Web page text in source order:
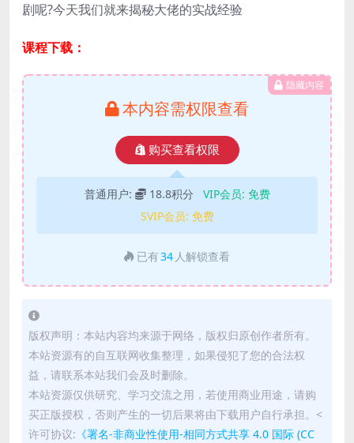
剧呢?今天我们就来揭秘大佬的实战经验
课程下载：
隐藏内容
本内容需权限查看
购买查看权限
普通用户: 18.8积分 VIP会员: 免费
SVIP会员: 免费
已有34 人解锁查看
版权声明：本站内容均来源于网络，版权归原创作者所有。
本站资源有的自互联网收集整理，如果侵犯了您的合法权
益，请联系本站我们会及时删除。
本站资源仅供研究、学习交流之用，若使用商业用途，请购
买正版授权，否则产生的一切后果将由下载用户自行承担。<
许可协议: 《署名-非商业性使用-相同方式共享 4.0 国际 (CC